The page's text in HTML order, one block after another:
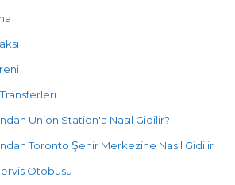
Union Station'a Nasıl Gidilir?
Toronto Şehir Merkezine Nasıl Gidilir
Otobüsü